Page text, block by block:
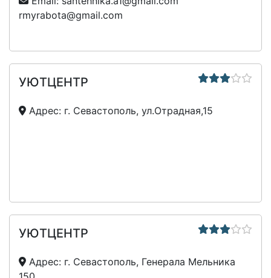
rmyrabota@gmail.com
УЮТЦЕНТР
Адрес: г. Севастополь, ул.Отрадная,15
УЮТЦЕНТР
Адрес: г. Севастополь, Генерала Мельника